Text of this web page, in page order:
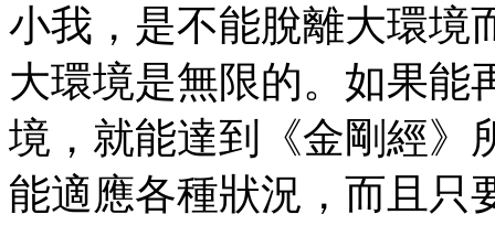
小我，是不能脫離大環境
大環境是無限的。如果能
境，就能達到《金剛經》
能適應各種狀況，而且只